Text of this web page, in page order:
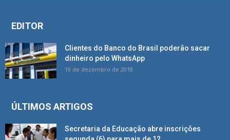
EDITOR
Clientes do Banco do Brasil poderão sacar
dinheiro pelo WhatsApp
19 de dezembro de 2018
ÚLTIMOS ARTIGOS
Secretaria da Educação abre inscrições